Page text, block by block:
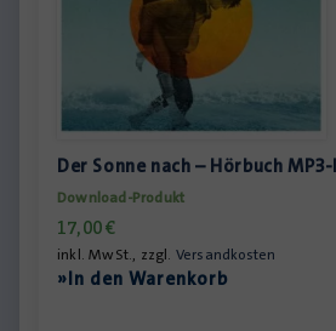
Der Sonne nach – Hörbuch
Download-Produkt
17,00€
inkl. MwSt., zzgl. Versandkosten
»In den Warenkorb